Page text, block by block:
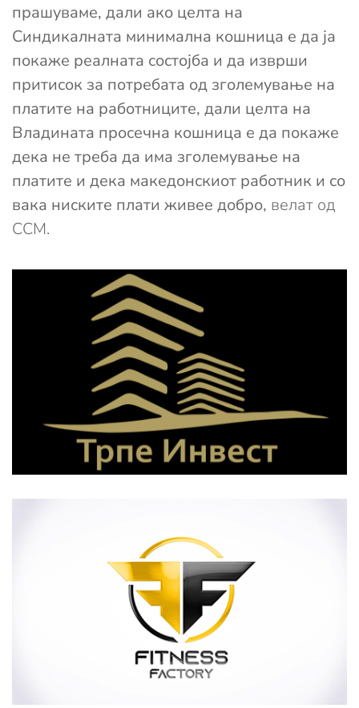
прашуваме, дали ако целта на
Синдикалната минимална кошница е да ја
покаже реалната состојба и да изврши
притисок за потребата од зголемување на
платите на работниците, дали целта на
Владината просечна кошница е да покаже
дека не треба да има зголемување на
платите и дека македонскиот работник и со
вака ниските плати живее добро, велат од
ССМ.